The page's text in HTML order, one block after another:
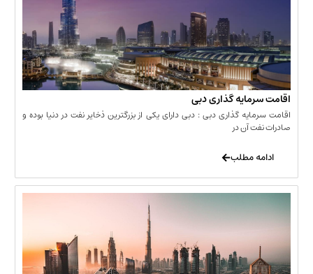
گذاری دبی
گذاری دبی : دبی دارای یکی از بزرگترین ذخایر نفت در دنیا بوده و